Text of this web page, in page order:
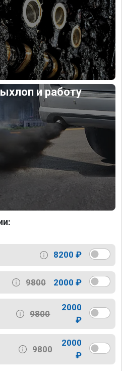
и работу
8200 ₽
9800 2000 ₽
9800
2000
₽
9800
2000
₽